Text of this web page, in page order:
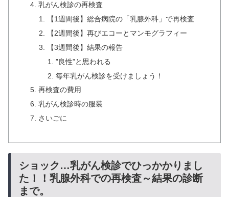
乳がん検診の再検査
【1週間後】総合病院の「乳腺外科」で再検査
【2週間後】再びエコーとマンモグラフィー
【3週間後】結果の報告
”良性”と思われる
毎年乳がん検診を受けましょう！
再検査の費用
乳がん検診時の服装
さいごに
ショック…乳がん検診でひっかかりまし
た！！乳腺外科での再検査～結果の診断
まで。